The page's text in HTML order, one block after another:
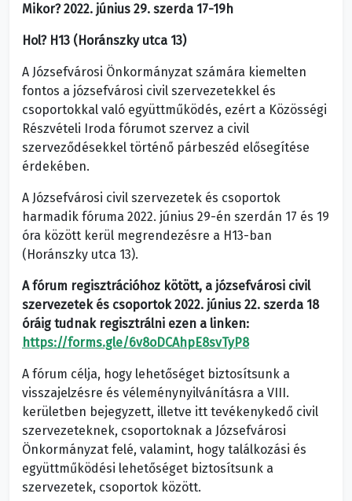
Mikor? 2022. június 29. szerda 17-19h
Hol? H13 (Horánszky utca 13)
A Józsefvárosi Önkormányzat számára kiemelten
fontos a józsefvárosi civil szervezetekkel és
csoportokkal való együttműködés, ezért a Közösségi
Részvételi Iroda fórumot szervez a civil
szerveződésekkel történő párbeszéd elősegítése
érdekében.
A Józsefvárosi civil szervezetek és csoportok
harmadik fóruma 2022. június 29-én szerdán 17 és 19
óra között kerül megrendezésre a H13-ban
(Horánszky utca 13).
A fórum regisztrációhoz kötött, a józsefvárosi civil
szervezetek és csoportok 2022. június 22. szerda 18
óráig tudnak regisztrálni ezen a linken:
https://forms.gle/6v8oDCAhpE8svTyP8
A fórum célja, hogy lehetőséget biztosítsunk a
visszajelzésre és véleménynyilvánításra a VIII.
kerületben bejegyzett, illetve itt tevékenykedő civil
szervezeteknek, csoportoknak a Józsefvárosi
Önkormányzat felé, valamint, hogy találkozási és
együttműködési lehetőséget biztosítsunk a
szervezetek, csoportok között.